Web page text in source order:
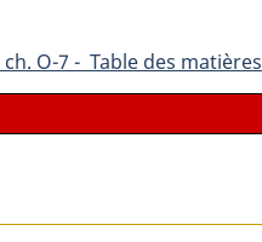
ch. O-7 - Table des matières